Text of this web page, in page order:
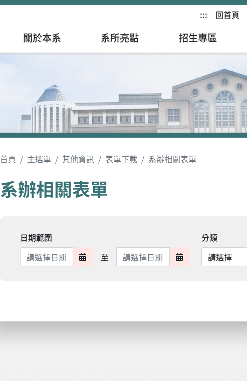
::: 回首頁
關於本系 系所亮點 招生專區
首頁 主選單 其他資訊 表單下載 系辦相關表單
系辦相關表單
日期範圍
日期範圍開始
至 日期範圍結束 日期範圍結束
分類